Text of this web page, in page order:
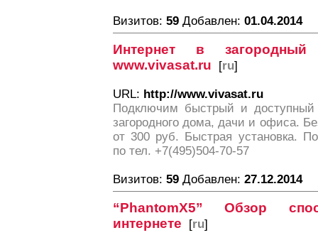
Визитов: 59 Добавлен: 01.04.2014
Интернет в
www.vivasat.ru [ru]
URL: http://www.vivasat.ru
Подключим быстрый и доступный
загородного дома, дачи и офиса.
от 300 руб. Быстрая установка.
по тел. +7(495)504-70-57
Визитов: 59 Добавлен: 27.12.2014
“PhantomX5” Обзор
интернете [ru]